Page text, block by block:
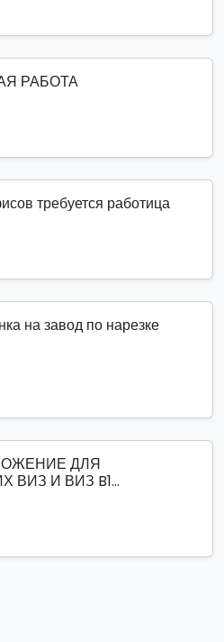
РАБОТА
требуется работица
на завод по нарезке
ДЛЯ
И ВИЗ B1...